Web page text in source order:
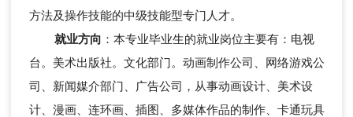
方法及操作技能的中级技能型专门人才。
就业方向 ：本专业毕业生的就业岗位主要有：电视
台。美术出版社。文化部门。动画制作公司、网络游戏公
司、新闻媒介部门、广告公司，从事动画设计、美术设
计、漫画、连环画、插图、多媒体作品的制作、卡通玩具